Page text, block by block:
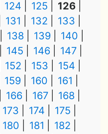
124 125
126
131 132
133
138 139
140
145 146
147
152 153
154
159 160
161
166 167
168
173 174
175
180 181
182